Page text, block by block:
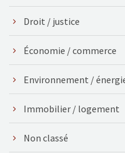
Droit / justice
Économie / commerce
Environnement /
Immobilier / logement
Non classé